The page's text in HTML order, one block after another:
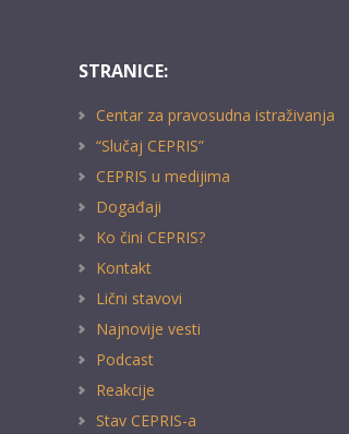
STRANICE:
Centar za pravosudna istraživanja
“Slučaj CEPRIS”
CEPRIS u medijima
Događaji
Ko čini CEPRIS?
Kontakt
Lični stavovi
Najnovije vesti
Podcast
Reakcije
Stav CEPRIS-a